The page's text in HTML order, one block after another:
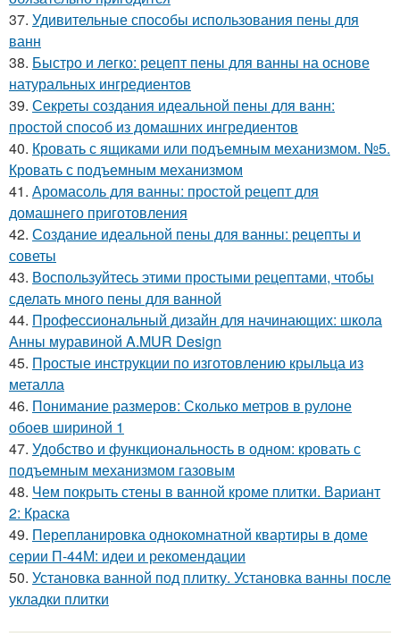
37. Удивительные способы использования пены для
ванн
38. Быстро и легко: рецепт пены для ванны на основе
натуральных ингредиентов
39. Секреты создания идеальной пены для ванн:
простой способ из домашних ингредиентов
40. Кровать с ящиками или подъемным механизмом. №5.
Кровать с подъемным механизмом
41. Аромасоль для ванны: простой рецепт для
домашнего приготовления
42. Создание идеальной пены для ванны: рецепты и
советы
43. Воспользуйтесь этими простыми рецептами, чтобы
сделать много пены для ванной
44. Профессиональный дизайн для начинающих: школа
Анны муравиной A.MUR Design
45. Простые инструкции по изготовлению крыльца из
металла
46. Понимание размеров: Сколько метров в рулоне
обоев шириной 1
47. Удобство и функциональность в одном: кровать с
подъемным механизмом газовым
48. Чем покрыть стены в ванной кроме плитки. Вариант
2: Краска
49. Перепланировка однокомнатной квартиры в доме
серии П-44М: идеи и рекомендации
50. Установка ванной под плитку. Установка ванны после
укладки плитки